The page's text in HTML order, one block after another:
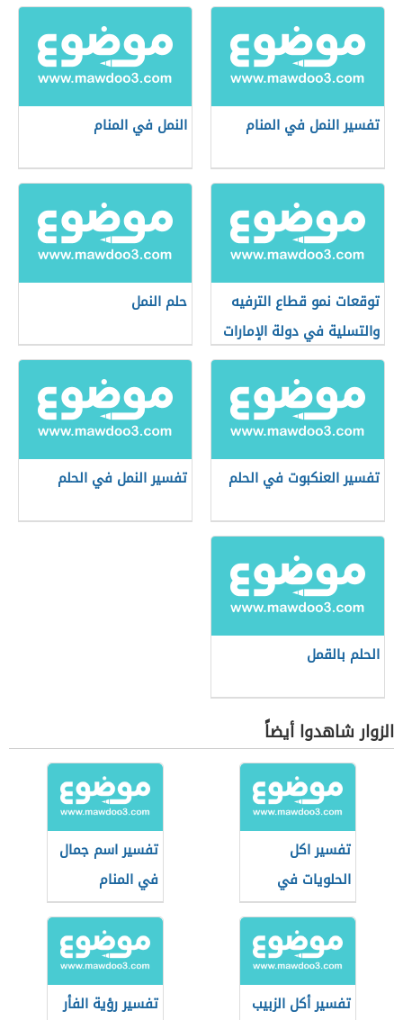
تفسير النمل في المنام النمل في المنام
توقعات نمو قطاع الترفيه
والتسلية في دولة الإمارات
حلم النمل
تفسير العنكبوت في الحلم تفسير النمل في الحلم
الحلم بالقمل
الزوار شاهدوا أيضاً
تفسير اكل
الحلويات في
المنام
تفسير اسم جمال
في المنام
تفسير أكل الزبيب
تفسير رؤية الفأر